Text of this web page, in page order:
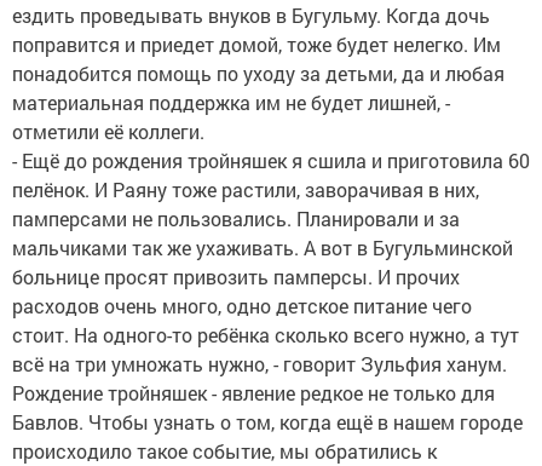
ездить проведывать внуков в Бугульму. Когда дочь
поправится и приедет домой, тоже будет нелегко. Им
понадобится помощь по уходу за детьми, да и любая
материальная поддержка им не будет лишней, -
отметили её коллеги.
- Ещё до рождения тройняшек я сшила и приготовила 60
пелёнок. И Раяну тоже растили, заворачивая в них,
памперсами не пользовались. Планировали и за
мальчиками так же ухаживать. А вот в Бугульминской
больнице просят привозить памперсы. И прочих
расходов очень много, одно детское питание чего
стоит. На одного-то ребёнка сколько всего нужно, а тут
всё на три умножать нужно, - говорит Зульфия ханум.
Рождение тройняшек - явление редкое не только для
Бавлов. Чтобы узнать о том, когда ещё в нашем городе
происходило такое событие, мы обратились к